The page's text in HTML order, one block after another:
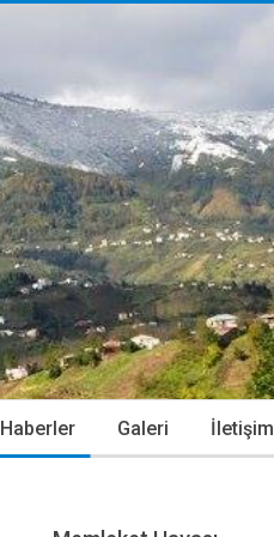
Haberler Galeri İletişim